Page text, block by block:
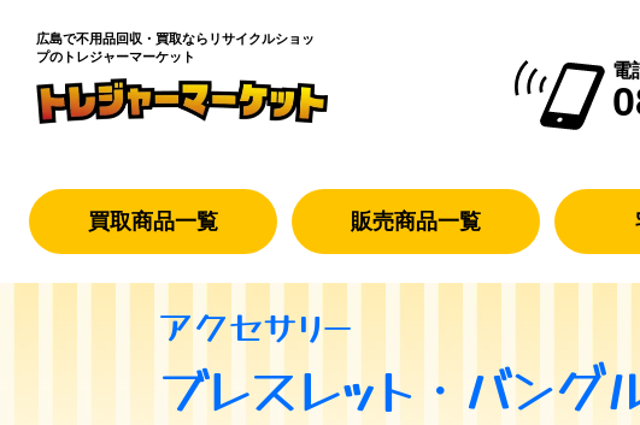
広島で不用品回収・買取なら リサイクルショッ
プのトレジャーマーケット
電
買取商品一覧 販売商品一覧
アクセサリー
ブレスレット・バング